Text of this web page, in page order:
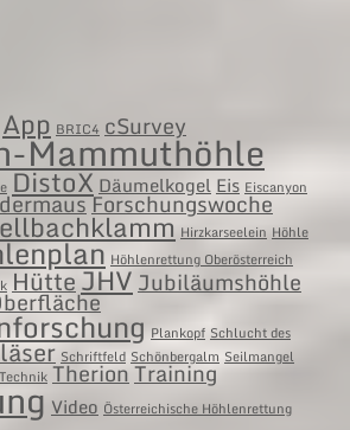
App BRIC4 cSurvey
Mammuthöhle
DistoX Däumelkogel Eis Eiscanyon
Forschungswoche
Hirzkarseelein Höhle
Höhlenrettung Oberösterreich
HütteJHVJubiläumshöhle
Plankopf Schlucht des
Schriftfeld Schönbergalm Seilmangel
Technik TherionTraining
Video Österreichische Höhlenrettung